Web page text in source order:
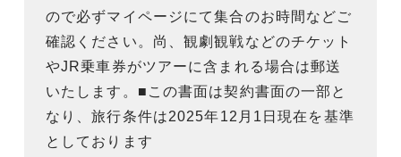
ので必ずマイページにて集合のお時間などご
確認ください。尚、観劇観戦などのチケット
やJR乗車券がツアーに含まれる場合は郵送
いたします。■この書面は契約書面の一部と
なり、旅行条件は2025年12月1日現在を基準
としております